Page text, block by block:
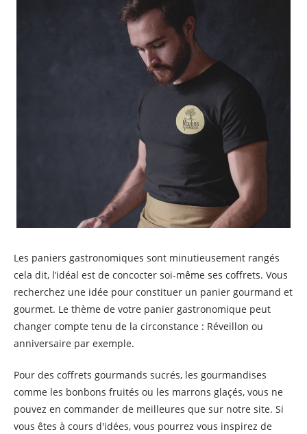
Les paniers gastronomiques sont minutieusement rangés
cela dit, l’idéal est de concocter soi-même ses coffrets. Vous
recherchez une idée pour constituer un panier gourmand et
gourmet. Le thème de votre panier gastronomique peut
changer compte tenu de la circonstance : Réveillon ou
anniversaire par exemple.
Pour des coffrets gourmands sucrés, les gourmandises
comme les bonbons fruités ou les marrons glaçés, vous ne
pouvez en commander de meilleures que sur notre site. Si
vous êtes à cours d'idées, vous pourrez vous inspirez de